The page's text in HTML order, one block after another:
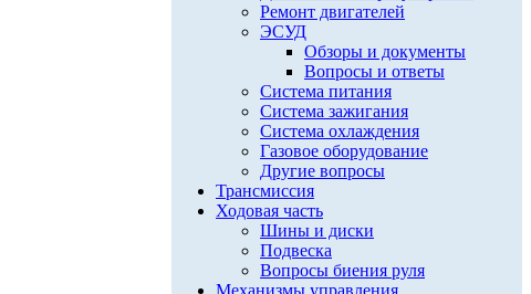
Ремонт двигателей
ЭСУД
Обзоры и документы
Вопросы и ответы
Система питания
Система зажигания
Система охлаждения
Газовое оборудование
Другие вопросы
Трансмиссия
Ходовая часть
Шины и диски
Подвеска
Вопросы биения руля
Механизмы управления